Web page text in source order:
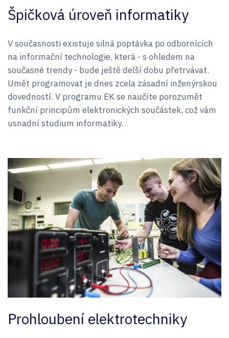
Špičková úroveň informatiky
V současnosti existuje silná poptávka po odbornících
na informační technologie, která - s ohledem na
současné trendy - bude ještě delší dobu přetrvávat.
Umět programovat je dnes zcela zásadní inženýrskou
dovedností. V programu EK se naučíte porozumět
funkční principům elektronických součástek, což vám
usnadní studium informatiky.
Prohloubení elektrotechniky